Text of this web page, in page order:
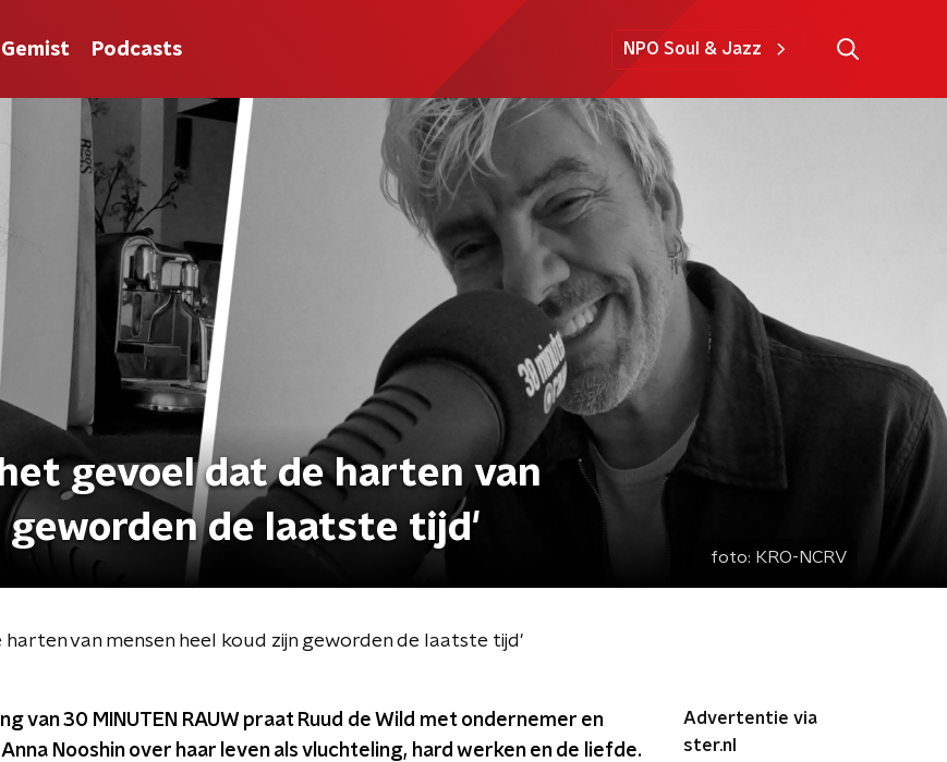
Gemist Podcasts NPO Soul & Jazz
gevoel dat de harten van
geworden de laatste tijd'
foto: KRO-NCRV
van mensen heel koud zijn geworden de laatste tijd'
van 30 MINUTEN RAUW praat Ruud de Wild met ondernemer en
Nooshin over haar leven als vluchteling, hard werken en de liefde.
Advertentie via
ster.nl